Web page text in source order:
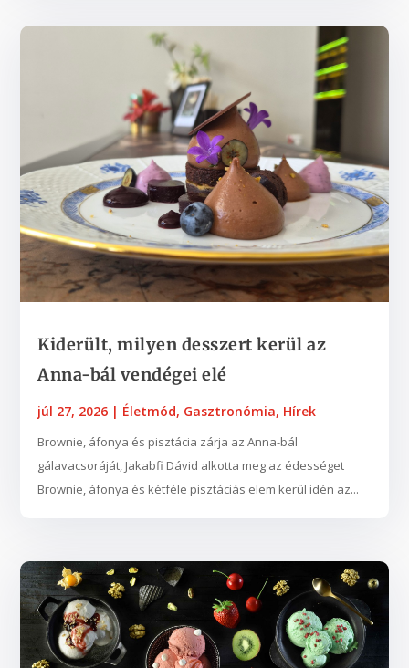
Kiderült, milyen desszert kerül az
Anna-bál vendégei elé
júl 27, 2026 | Életmód, Gasztronómia, Hírek
Brownie, áfonya és pisztácia zárja az Anna-bál
gálavacsoráját, Jakabfi Dávid alkotta meg az édességet
Brownie, áfonya és kétféle pisztáciás elem kerül idén az...